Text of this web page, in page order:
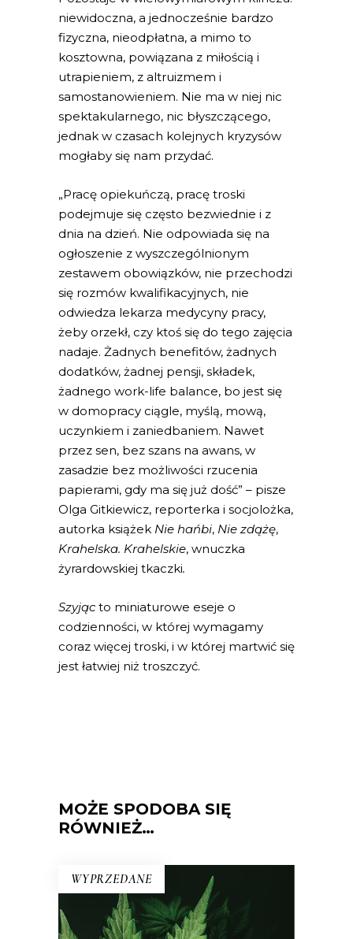
niewidoczna, a jednocześnie bardzo
fizyczna, nieodpłatna, a mimo to
kosztowna, powiązana z miłością i
utrapieniem, z altruizmem i
samostanowieniem. Nie ma w niej nic
spektakularnego, nic błyszczącego,
jednak w czasach kolejnych kryzysów
mogłaby się nam przydać.
„Pracę opiekuńczą, pracę troski
podejmuje się często bezwiednie i z
dnia na dzień. Nie odpowiada się na
ogłoszenie z wyszczególnionym
zestawem obowiązków, nie przechodzi
się rozmów kwalifikacyjnych, nie
odwiedza lekarza medycyny pracy,
żeby orzekł, czy ktoś się do tego zajęcia
nadaje. Żadnych benefitów, żadnych
dodatków, żadnej pensji, składek,
żadnego work-life balance, bo jest się
w domopracy ciągle, myślą, mową,
uczynkiem i zaniedbaniem. Nawet
przez sen, bez szans na awans, w
zasadzie bez możliwości rzucenia
papierami, gdy ma się już dość” – pisze
Olga Gitkiewicz, reporterka i socjolożka,
autorka książek Nie hańbi, Nie zdążę,
Krahelska. Krahelskie, wnuczka
żyrardowskiej tkaczki.
Szyjącto miniaturowe eseje o
codzienności, w której wymagamy
coraz więcej troski, i w której martwić się
jest łatwiej niż troszczyć.
MOŻE SPODOBA SIĘ
RÓWNIEŻ…
WYPRZEDANE